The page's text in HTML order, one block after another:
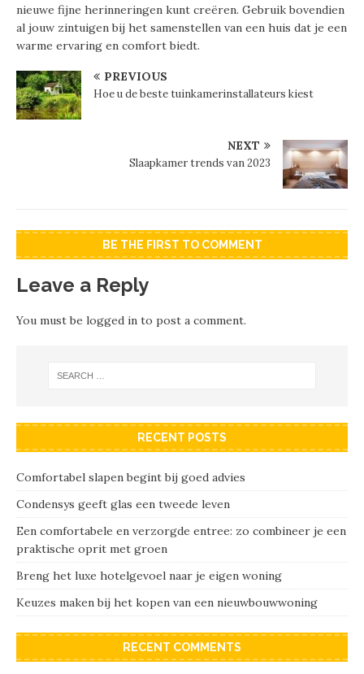
nieuwe fijne herinneringen kunt creëren. Gebruik bovendien
al jouw zintuigen bij het samenstellen van een huis dat je een
warme ervaring en comfort biedt.
PREVIOUS
Hoe u de beste tuinkamerinstallateurs kiest
NEXT
Slaapkamer trends van 2023
BE THE FIRST TO COMMENT
Leave a Reply
You must be logged in to post a comment.
RECENT POSTS
Comfortabel slapen begint bij goed advies
Condensys geeft glas een tweede leven
Een comfortabele en verzorgde entree: zo combineer je een
praktische oprit met groen
Breng het luxe hotelgevoel naar je eigen woning
Keuzes maken bij het kopen van een nieuwbouwwoning
RECENT COMMENTS